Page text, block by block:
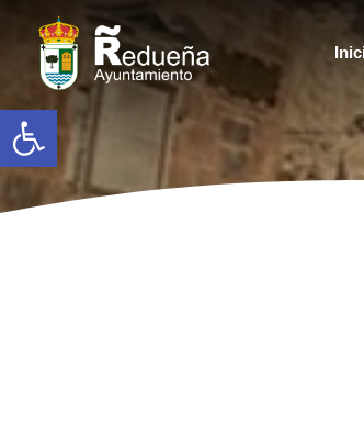
Abrir barra de herramientas